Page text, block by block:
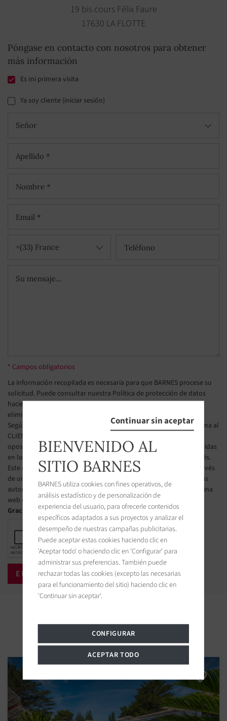
19 bis cours Félix Faure
17630 LA FLOTTE
Póngase en contacto con nosotros para obtener
más información
Es mi primera visita
Ya soy cliente (iniciar sesión)
Señor
+(33) France
* Campos obligatorios
La información recopilada es necesaria para que BARNES procese su
solicitud. Puede consultar nuestra Política de protección de datos
haciendo clic eneste enlace. Tiene derecho a acceder, modificar y
eliminar sus datos en todo momento.
Según el artículo L223-2 del Código de Consumo francés, se informa al
CLIENTE de su derecho a inscribirse gratuitamente en la lista de
oposición a la prospección telefónica, según las condiciones definidas
en los artículos L223-1 y siguientes del Código de Consumo francés.
Este derecho de oposición puede ser ejercido por el CLIENTE a través
de una página web gestionado por el organismo designado por las
autoridades públicas francesas para administrar esta lista. La página
web es la siguiente : https://www.bloctel.gouv.fr.
Gracias marcar la casilla
Continuar sin aceptar
BIENVENIDO AL
SITIO BARNES
BARNES utiliza cookies con fines operativos, de
análisis estadístico y de personalización de
experiencia del usuario, para ofrecerle contenidos
específicos adaptados a sus proyectos y analizar el
desempeño de nuestras campañas publicitarias.
Puede aceptar estas cookies haciendo clic en
'Aceptar todo' o haciendo clic en 'Configurar' para
administrar sus preferencias. También puede
rechazar todas las cookies (excepto las necesarias
para el funcionamiento del sitio) haciendo clic en
'Continuar sin aceptar'.
CONFIGURAR
ACEPTAR TODO